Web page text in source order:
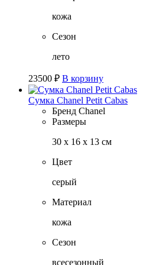
кожа
Сезон
лето
23500 ₽ В корзину
Сумка Chanel Petit Cabas
Бренд Chanel
Размеры
30 х 16 х 13 см
Цвет
серый
Материал
кожа
Сезон
всесезонный